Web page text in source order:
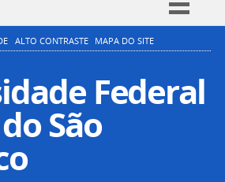
Simplifique!
Participe
Acesso à informação
Legislação
ALTO CONTRASTE MAPA DO SITE
Federal
São